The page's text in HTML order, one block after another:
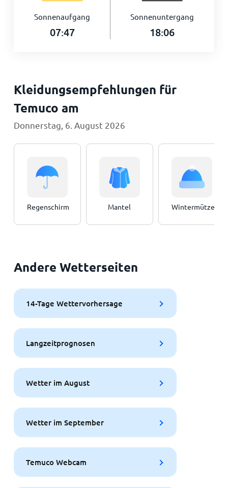
Sonnenaufgang
07:47
Sonnenuntergang
18:06
Kleidungsempfehlungen für
Temuco am
Donnerstag, 6. August 2026
Regenschirm Mantel Wintermütze
Andere Wetterseiten
14-Tage Wettervorhersage
Langzeitprognosen
Wetter im August
Wetter im September
Temuco Webcam